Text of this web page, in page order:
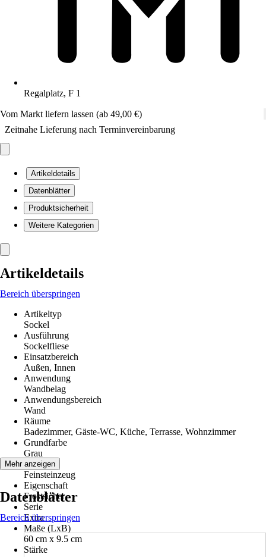
Regalplatz, F 1
Vom Markt liefern lassen (ab 49,00 €)
Zeitnahe Lieferung nach Terminvereinbarung
Artikeldetails
Datenblätter
Produktsicherheit
Weitere Kategorien
Artikeldetails
Bereich überspringen
Artikeltyp
Sockel
Ausführung
Sockelfliese
Einsatzbereich
Außen, Innen
Anwendung
Wandbelag
Anwendungsbereich
Wand
Räume
Badezimmer, Gäste-WC, Küche, Terrasse, Wohnzimmer
Grundfarbe
Grau
Material
Feinsteinzeug
Eigenschaft
Frostsicher
Serie
Extra
Maße (LxB)
60 cm x 9.5 cm
Stärke
Mehr anzeigen
Datenblätter
Bereich überspringen